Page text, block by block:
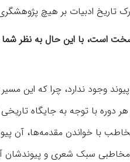
تاریخ ادبیات بر هیچ
است، با این حال به نظر
وجود ندارد، چرا که این
با توجه به جایگاه تاریخی
با خواندن مقدمه‌ها، آن
سبک شعری و پیوندشان